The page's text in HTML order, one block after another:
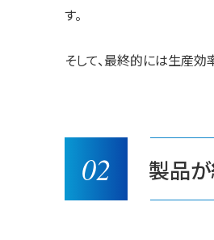
す。
そして、最終的には生産効
02 製品が